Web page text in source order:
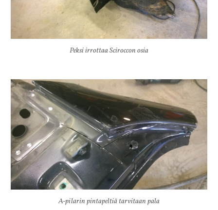
Peksi irrottaa Sciroccon osia
A-pilarin pintapeltiä tarvitaan pala